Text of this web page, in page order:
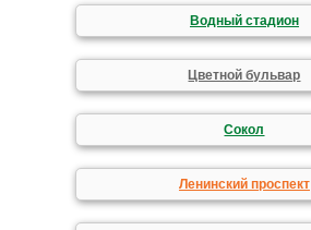
Водный стадион
Цветной бульвар
Сокол
Ленинский проспект